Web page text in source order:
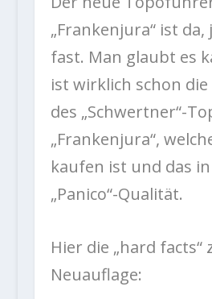
„Frankenjura“ ist
fast. Man glaubt es
ist wirklich schon die
des „Schwertner“-
„Frankenjura“,
kaufen ist und das
„Panico“-Qualität.
Hier die „hard facts“
Neuauflage: